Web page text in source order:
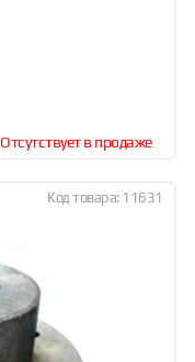
Отсутствует в продаже
Код товара: 11631